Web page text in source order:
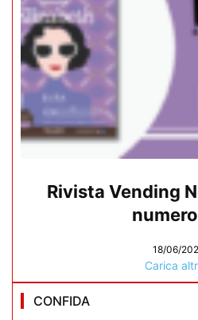
Rivista Vending
18/06/
Carica
CONFIDA